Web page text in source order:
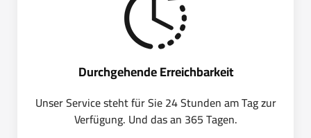
Durchgehende Erreichbarkeit
Unser Service steht für Sie 24 Stunden am Tag zur
Verfügung. Und das an 365 Tagen.